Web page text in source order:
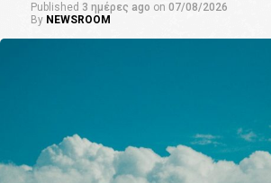
Published 3 ημέρες ago on 07/08/2026
By NEWSROOM